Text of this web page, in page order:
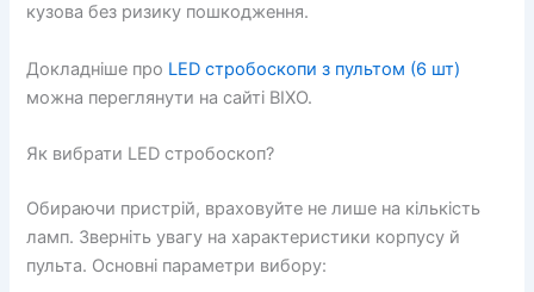
кузова без ризику пошкодження.
Докладніше про LED стробоскопи з пультом (6 шт)
можна переглянути на сайті BIXO.
Як вибрати LED стробоскоп?
Обираючи пристрій, враховуйте не лише на кількість
ламп. Зверніть увагу на характеристики корпусу й
пульта. Основні параметри вибору: